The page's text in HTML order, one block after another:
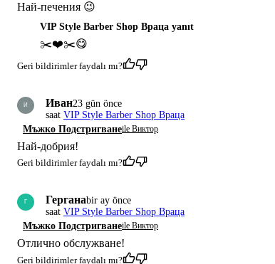
Най-печения 😉
VIP Style Barber Shop Враца yanıt
✂️❤️✂️😋
Geri bildirimler faydalı mı?
И Иван23 gün önce
saat VIP Style Barber Shop Враца
Мъжко Подстригванеile Виктор
Най-добрия!
Geri bildirimler faydalı mı?
Г Герганаbir ay önce
saat VIP Style Barber Shop Враца
Мъжко Подстригванеile Виктор
Отлично обслужване!
Geri bildirimler faydalı mı?